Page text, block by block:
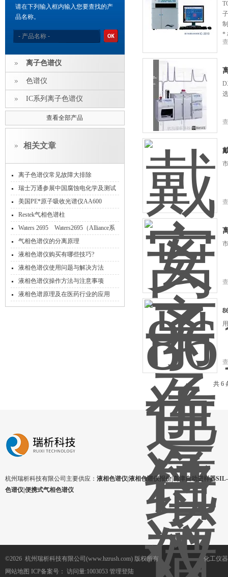
请在下列输入框内输入您要查找的产
品名称。
离子色谱仪
色谱仪
IC系列离子色谱仪
查看全部产品
相关文章
离子色谱仪常见故障大排除
瑞士万通参展中国腐蚀电化学及测试
方法学术交流会
美国PE*原子吸收光谱仪AA600
Restek气相色谱柱
Waters 2695 Waters2695（Alliance系
统）液相色谱仪
气相色谱仪的分离原理
液相色谱仪购买有哪些技巧?
液相色谱仪使用问题与解决方法
液相色谱仪操作方法与注意事项
液相色谱原理及在医药行业的应用
*
共 6
杭州瑞析科技有限公司主要供应： 液相色谱仪|液相色谱仪报价|岛津自动进样器
色谱仪|便携式气相色谱仪
©2026 杭州瑞析科技有限公司(www.hzrush.com) 版权所有
网站地图 ICP备案号： 访问量:1003053 管理登陆
化工仪